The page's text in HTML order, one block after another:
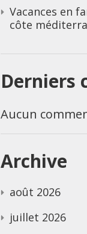
Vacances en
côte
Derniers
Aucun
Archive
août 2026
juillet 2026